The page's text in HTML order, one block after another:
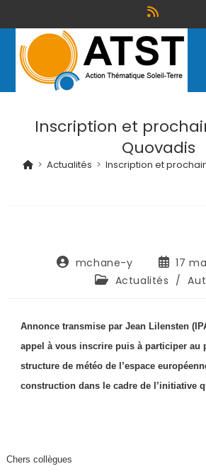
Inscription et
Quovadis
> Actualités > Inscription et
mchane-y
17
Actualités /
Annonce transmise par Jean Lilensten
appel à vous inscrire puis à participer au
structure de météo de l’espace
construction dans le cadre de l’initiative
Chers collègues